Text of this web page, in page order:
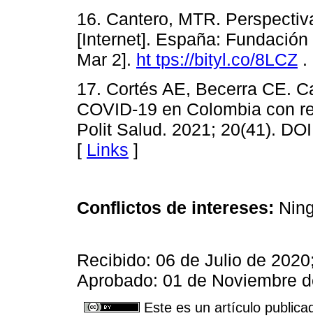
16. Cantero, MTR.
[Internet]. España:
Mar 2]. ht tps://bityl.co/8LCZ
17. Cortés AE, Becerra CE.
COVID-19 en Colombia con
Polit Salud. 2021; 20(41).
[ Links ]
Conflictos de intereses:
Recibido: 06 de Julio de
Aprobado: 01 de Noviembre
Este es un artículo